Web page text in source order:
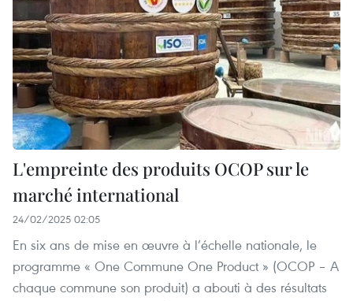
L'empreinte des produits OCOP sur le
marché international
24/02/2025 02:05
En six ans de mise en œuvre à l’échelle nationale, le
programme « One Commune One Product » (OCOP – A
chaque commune son produit) a abouti à des résultats